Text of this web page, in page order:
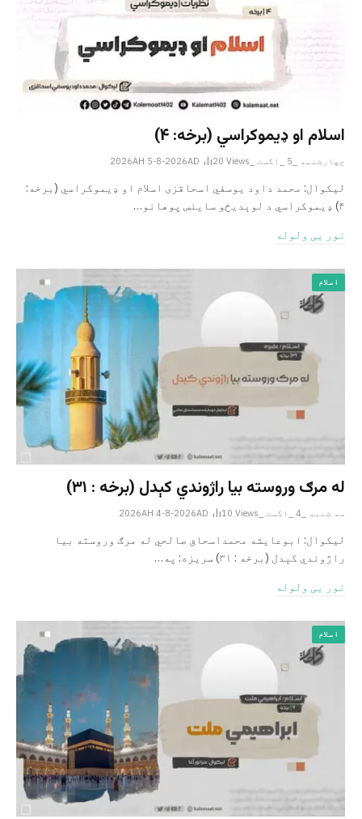
اسلام او ډیموکراسي (برخه: ۴)
چهارشنبه _5 _اگست _2026AH 5-8-2026AD 20 Views
لیکوال: محمد داود یوسفي اسحاقزی اسلام او ډیموکراسي (برخه:
۴) ډیموکراسي د لوېدیځو ساینس پوهانو…
نور یی ولوله
اسلام
له مرګ وروسته بیا راژوندي کېدل (برخه : ۳۱)
سه شنبه _4 _اگست _2026AH 4-8-2026AD 10 Views
لیکوال: ابوعایشه محمداسحاق صالحي له مرګ وروسته بیا
راژوندي کېدل (برخه : ۳۱) سریزه: په…
نور یی ولوله
اسلام